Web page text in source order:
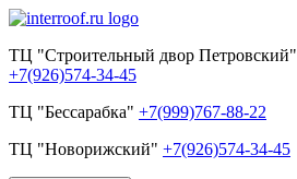
ТЦ "Строительный двор Петровский"
+7(926)574-34-45
ТЦ "Бессарабка" +7(999)767-88-22
ТЦ "Новорижский" +7(926)574-34-45